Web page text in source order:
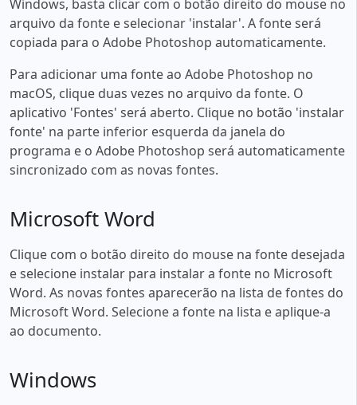
Windows, basta clicar com o botão direito do mouse no
arquivo da fonte e selecionar 'instalar'. A fonte será
copiada para o Adobe Photoshop automaticamente.
Para adicionar uma fonte ao Adobe Photoshop no
macOS, clique duas vezes no arquivo da fonte. O
aplicativo 'Fontes' será aberto. Clique no botão 'instalar
fonte' na parte inferior esquerda da janela do
programa e o Adobe Photoshop será automaticamente
sincronizado com as novas fontes.
Microsoft Word
Clique com o botão direito do mouse na fonte desejada
e selecione instalar para instalar a fonte no Microsoft
Word. As novas fontes aparecerão na lista de fontes do
Microsoft Word. Selecione a fonte na lista e aplique-a
ao documento.
Windows